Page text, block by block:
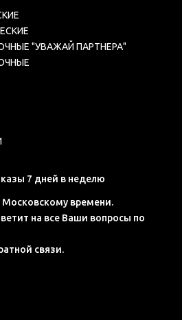
"УВАЖАЙ ПАРТНЕРА"
7 дней в неделю
Московскому времени.
на все Ваши вопросы по
связи.